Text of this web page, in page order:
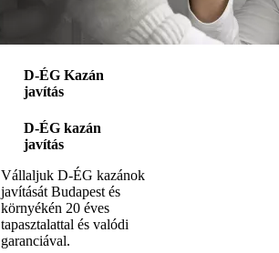
D-ÉG Kazán
javítás
D-ÉG kazán
javítás
Vállaljuk D-ÉG kazánok
javítását Budapest és
környékén 20 éves
tapasztalattal és valódi
garanciával.